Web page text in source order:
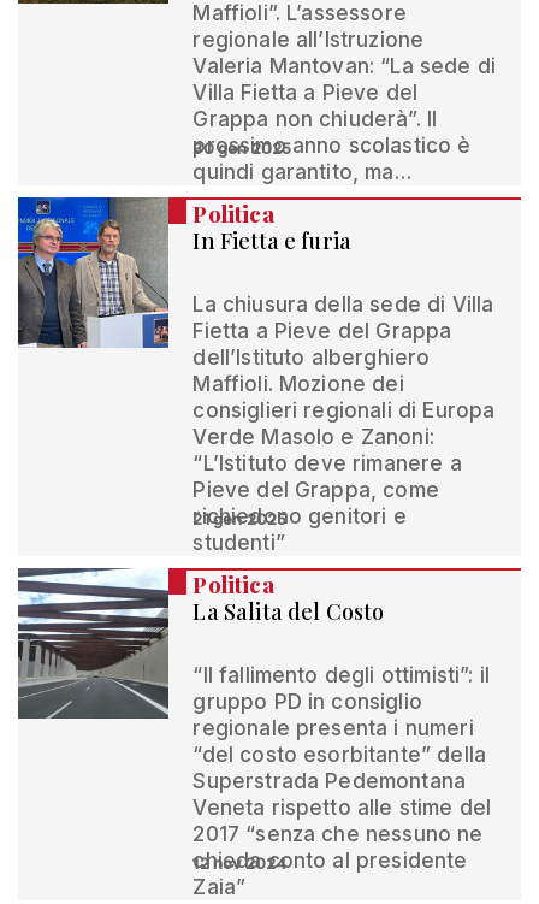
Maffioli”. L’assessore
regionale all’Istruzione
Valeria Mantovan: “La sede di
Villa Fietta a Pieve del
Grappa non chiuderà”. Il
prossimo anno scolastico è
quindi garantito, ma…
30 gen 2025
Politica
In Fietta e furia
La chiusura della sede di Villa
Fietta a Pieve del Grappa
dell’Istituto alberghiero
Maffioli. Mozione dei
consiglieri regionali di Europa
Verde Masolo e Zanoni:
“L’Istituto deve rimanere a
Pieve del Grappa, come
richiedono genitori e
studenti”
21 gen 2025
Politica
La Salita del Costo
“Il fallimento degli ottimisti”: il
gruppo PD in consiglio
regionale presenta i numeri
“del costo esorbitante” della
Superstrada Pedemontana
Veneta rispetto alle stime del
2017 “senza che nessuno ne
chieda conto al presidente
Zaia”
12 nov 2024